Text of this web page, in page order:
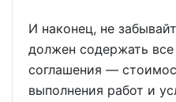
И наконец, не
должен содержать
соглашения —
выполнения работ и